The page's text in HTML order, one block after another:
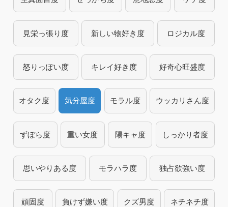
見栄っ張り度 新しい物好き度 ロジカル度
怒りっぽい度 キレイ好き度 好奇心旺盛度
オタク度 気分屋度 モラル度 ウッカリさん度
ずぼら度 重い女度 陽キャ度 しっかり者度
思いやりある度 モラハラ度 独占欲強い度
頑固度 負けず嫌い度 クズ男度 ネチネチ度